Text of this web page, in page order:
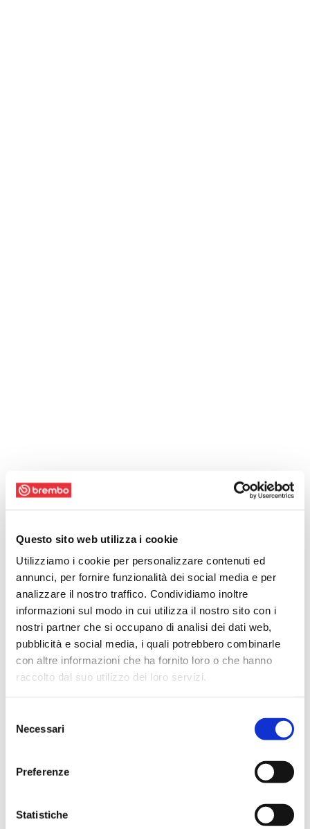
Questo sito web utilizza i cookie
Utilizziamo i cookie per personalizzare contenuti ed
annunci, per fornire funzionalità dei social media e per
analizzare il nostro traffico. Condividiamo inoltre
informazioni sul modo in cui utilizza il nostro sito con i
nostri partner che si occupano di analisi dei dati web,
pubblicità e social media, i quali potrebbero combinarle
con altre informazioni che ha fornito loro o che hanno
raccolto dal suo utilizzo dei loro servizi.
delNecessari
Preferenze
Statistiche